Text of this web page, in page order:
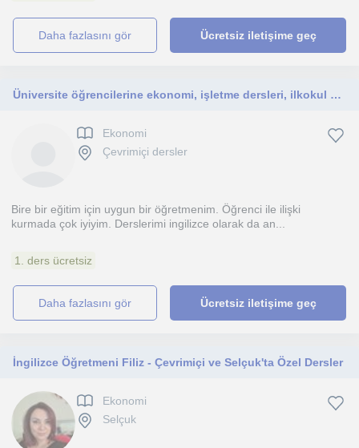
daha fazlasını gör Ücretsiz iletişime geç
Üniversite öğrencilerine ekonomi, işletme dersleri, ilkokul öğrencilerine ingilizce ve etüd öğretmenliği yapmak isterim
Ekonomi
Çevrimiçi dersler
Bire bir eğitim için uygun bir öğretmenim. Öğrenci ile ilişki
kurmada çok iyiyim. Derslerimi ingilizce olarak da an...
1. ders ücretsiz
daha fazlasını gör Ücretsiz iletişime geç
İngilizce Öğretmeni Filiz - Çevrimiçi ve Selçuk'ta Özel Dersler
Ekonomi
Selçuk